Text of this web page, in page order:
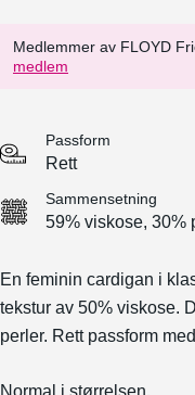
Medlemmer av FLOYD
medlem
Passform
Rett
Sammensetning
59% viskose, 30%
En feminin cardigan i
tekstur av 50% viskose.
perler. Rett passform